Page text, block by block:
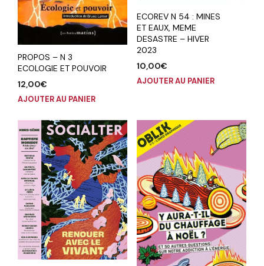
PROPOS – N 3
ECOLOGIE ET POUVOIR
12,00€
AJOUTER AU PANIER
ECOREV N 54 : MINES
ET EAUX, MEME
DESASTRE – HIVER
2023
10,00€
AJOUTER AU PANIER